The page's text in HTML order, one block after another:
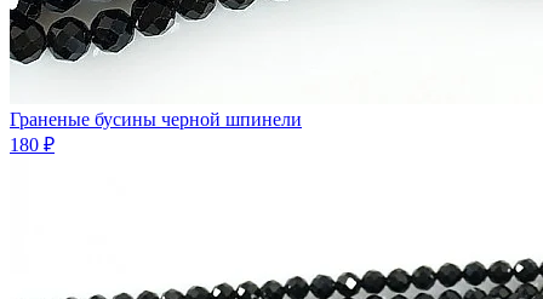
Граненые бусины черной шпинели
180 ₽